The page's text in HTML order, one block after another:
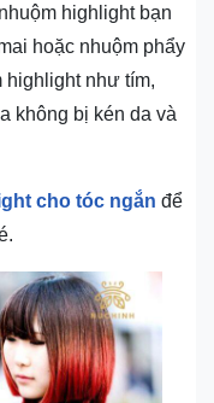
highlight bạn
hoặc nhuộm phẩy
highlight như tím,
không bị kén da và
cho tóc ngắn để